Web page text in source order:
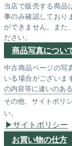
当店で販売する商品
事のみ確認しており
ができません。また
ださい。
商品写真につい
中古商品ページの写
いる場合がございま
の内容等に違いのあ
その他、サイトポリ
い。
サイトポリシー
お買い物の仕方